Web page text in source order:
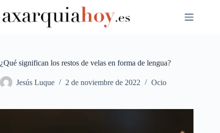
al
contenido
¿Qué significan los restos de velas en forma de lengua?
Jesús Luque 2 de noviembre de 2022 Ocio